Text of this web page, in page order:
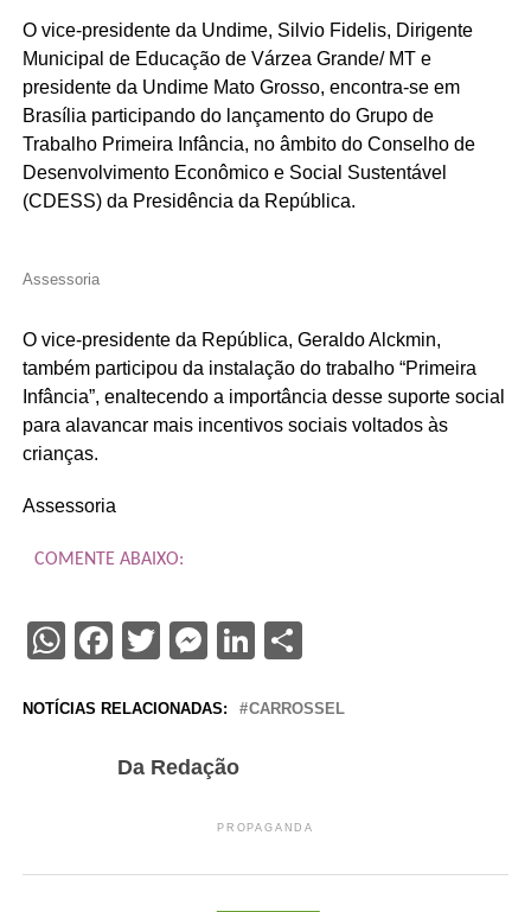
O vice-presidente da Undime, Silvio Fidelis, Dirigente
Municipal de Educação de Várzea Grande/ MT e
presidente da Undime Mato Grosso, encontra-se em
Brasília participando do lançamento do Grupo de
Trabalho Primeira Infância, no âmbito do Conselho de
Desenvolvimento Econômico e Social Sustentável
(CDESS) da Presidência da República.
Assessoria
O vice-presidente da República, Geraldo Alckmin,
também participou da instalação do trabalho “Primeira
Infância”, enaltecendo a importância desse suporte social
para alavancar mais incentivos sociais voltados às
crianças.
Assessoria
COMENTE ABAIXO:
WhatsApp
Facebook
Twitter
Messenger
LinkedIn
Share
NOTÍCIAS RELACIONADAS: CARROSSEL
Da Redação
PROPAGANDA